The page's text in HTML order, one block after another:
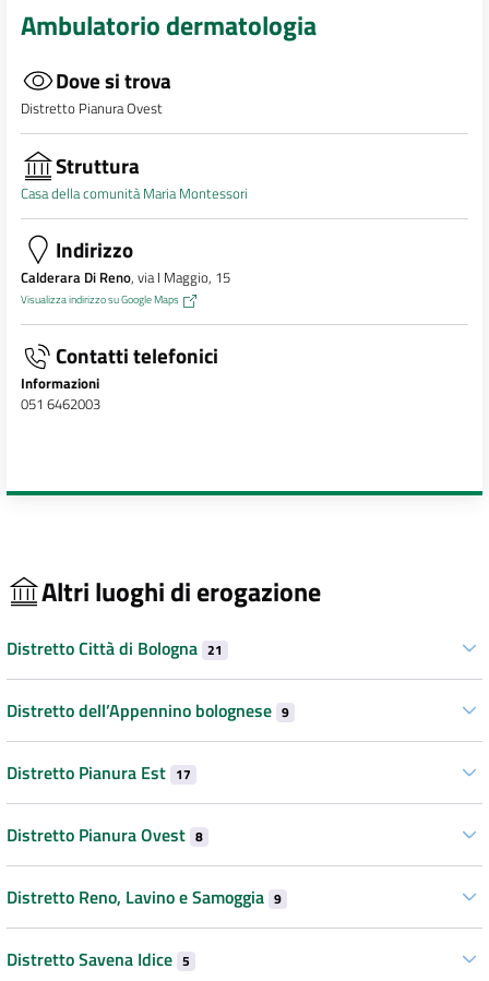
Ambulatorio dermatologia
Dove si trova
Distretto Pianura Ovest
Struttura
Casa della comunità Maria Montessori
Indirizzo
Calderara Di Reno, via I Maggio, 15
Visualizza indirizzo su Google Maps
Contatti telefonici
Informazioni
051 6462003
Altri luoghi di erogazione
Distretto Città di Bologna 21
Distretto dell’Appennino bolognese 9
Distretto Pianura Est 17
Distretto Pianura Ovest 8
Distretto Reno, Lavino e Samoggia 9
Distretto Savena Idice 5